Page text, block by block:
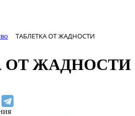
ТАБЛЕТКА ОТ ЖАДНОСТИ
ОТ ЖАДНОСТИ